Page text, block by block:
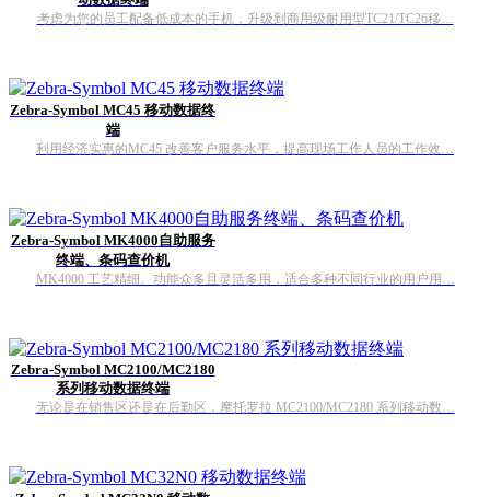
考虑为您的员工配备低成本的手机，升级到商用级耐用型TC21/TC26移…
Zebra-Symbol MC45 移动数据终
端
利用经济实惠的MC45 改善客户服务水平，提高现场工作人员的工作效…
Zebra-Symbol MK4000自助服务
终端、条码查价机
MK4000 工艺精细、功能众多且灵活多用，适合多种不同行业的用户用…
Zebra-Symbol MC2100/MC2180
系列移动数据终端
无论是在销售区还是在后勤区，摩托罗拉 MC2100/MC2180 系列移动数…